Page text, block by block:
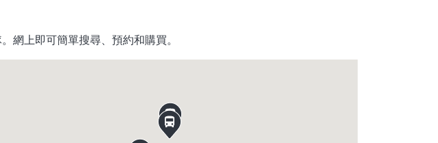
網上即可簡單搜尋、預約和購買。